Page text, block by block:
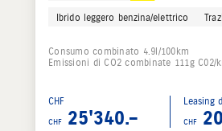
Ibrido leggero benzina/elettrico
Consumo combinato 4.9l/100km
Emissioni di CO2 combinate 111g C02/
CHF
CHF 25'340.–
Leasing
CHF